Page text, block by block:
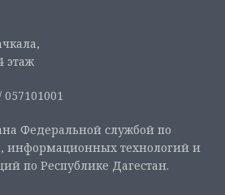
этаж
Федеральной службой по
информационных технологий и
по Республике Дагестан.